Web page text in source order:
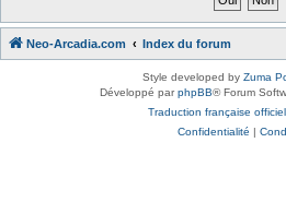
Neo-Arcadia.com Index du forum
Style developed by Zuma
Développé parphpBB® Forum
Traduction française
Confidentialité |